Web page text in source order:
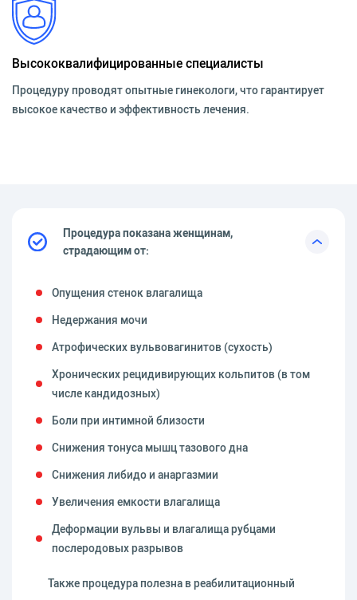
Высококвалифицированные специалисты
Процедуру проводят опытные гинекологи, что гарантирует
высокое качество и эффективность лечения.
Процедура показана женщинам,
страдающим от:
Опущения стенок влагалища
Недержания мочи
Атрофических вульвовагинитов (сухость)
Хронических рецидивирующих кольпитов (в том
числе кандидозных)
Боли при интимной близости
Снижения тонуса мышц тазового дна
Снижения либидо и анаргазмии
Увеличения емкости влагалища
Деформации вульвы и влагалища рубцами
послеродовых разрывов
Также процедура полезна в реабилитационный